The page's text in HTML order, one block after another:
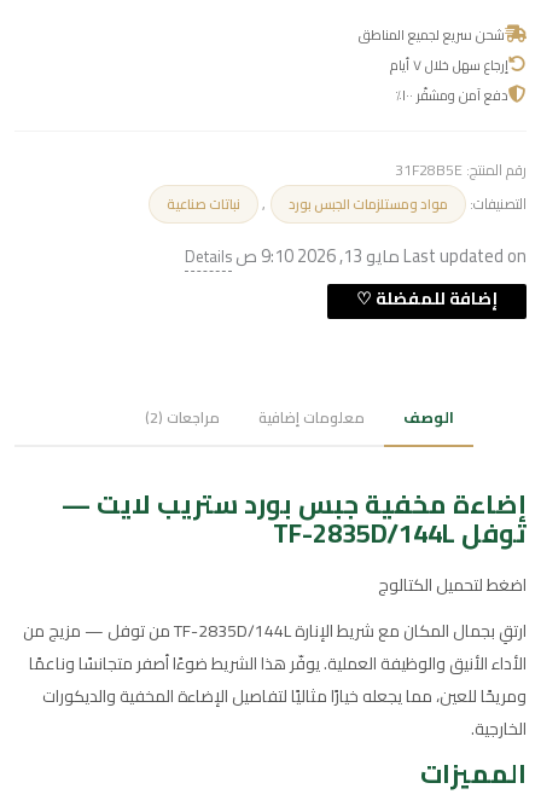
شحن سريع لجميع المناطق
إرجاع سهل خلال ٧ أيام
دفع آمن ومشفّر ١٠٠٪
رقم المنتج: 31F28B5E
التصنيفات:
مواد ومستلزمات الجبس بورد , نباتات صناعية
Last updated on مايو 13, 2026 9:10 ص Details
الوصف معلومات إضافية مراجعات (2)
إضاءة مخفية جبس بورد ستريب لايت —
توفل TF-2835D/144L
اضغط لتحميل الكتالوج
ارتقِ بجمال المكان مع شريط الإنارة TF-2835D/144L من توفل — مزيج من
الأداء الأنيق والوظيفة العملية. يوفّر هذا الشريط ضوءًا أصفر متجانسًا وناعمًا
ومريحًا للعين، مما يجعله خيارًا مثاليًا لتفاصيل الإضاءة المخفية والديكورات
الخارجية.
المميزات